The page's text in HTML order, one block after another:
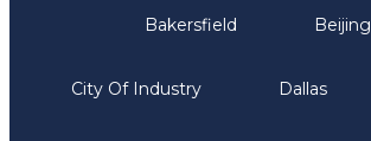
Bakersfield Beijing
City Of Industry Dallas